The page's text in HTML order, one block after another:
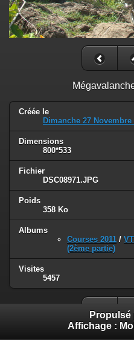
Créée le
Dimanche 27 Novembre
Dimensions
800*533
Fichier
DSC08971.JPG
Poids
358 Ko
Albums
Courses 2011 /
(2ème partie)
Visites
5457
Propulsé
Affichage :